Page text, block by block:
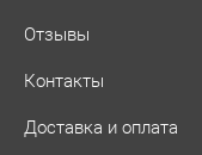
Отзывы
Контакты
Доставка и оплата